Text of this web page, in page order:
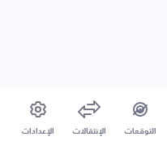
التوقعات الإنتقالات الإعدادات